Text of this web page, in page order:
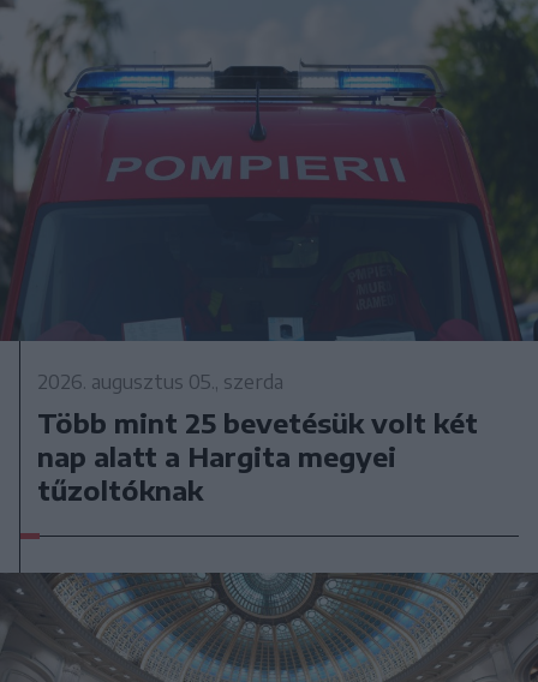
2026. augusztus 05., szerda
Több mint 25 bevetésük volt két
nap alatt a Hargita megyei
tűzoltóknak